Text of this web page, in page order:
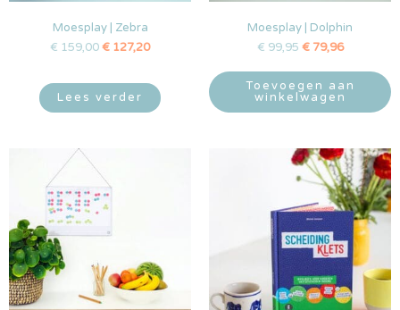
Moesplay | Zebra
€ 159,00€ 127,20
Lees verder
Moesplay | Dolphin
€ 99,95 €79,96
Toevoegen aan
winkelwagen